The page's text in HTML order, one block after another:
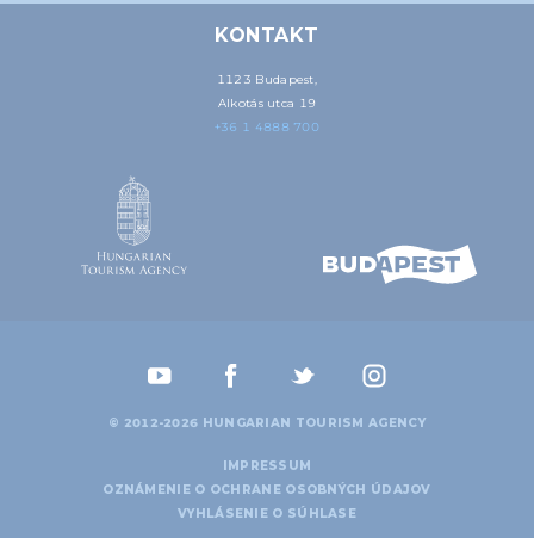
KONTAKT
1123 Budapest,
Alkotás utca 19
+36 1 4888 700
© 2012-2026 HUNGARIAN TOURISM AGENCY
IMPRESSUM
OZNÁMENIE O OCHRANE OSOBNÝCH ÚDAJOV
VYHLÁSENIE O SÚHLASE